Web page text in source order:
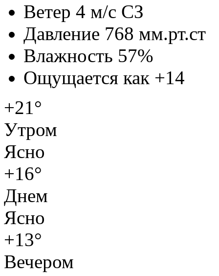
Ветер 4 м/с СЗ
Давление 768 мм.рт.ст
Влажность 57%
Ощущается как +14
+21°
Утром
Ясно
+16°
Днем
Ясно
+13°
Вечером